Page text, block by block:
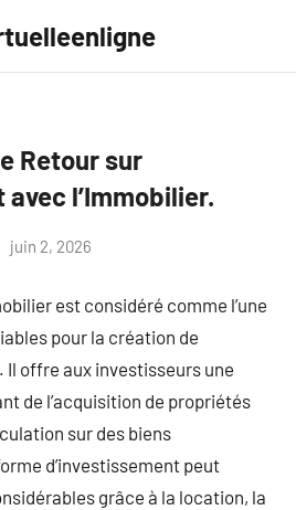
Retour sur
l’Immobilier.
juin 2, 2026
est considéré comme l’une
pour la création de
Il offre aux investisseurs une
de l’acquisition de propriétés
sur des biens
d’investissement peut
grâce à la location, la